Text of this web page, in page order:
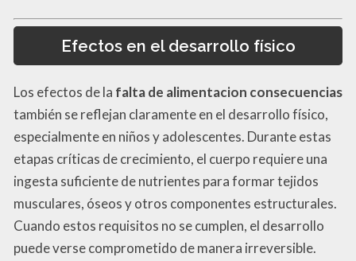
Efectos en el desarrollo físico
Los efectos de la falta de alimentacion consecuencias
también se reflejan claramente en el desarrollo físico,
especialmente en niños y adolescentes. Durante estas
etapas críticas de crecimiento, el cuerpo requiere una
ingesta suficiente de nutrientes para formar tejidos
musculares, óseos y otros componentes estructurales.
Cuando estos requisitos no se cumplen, el desarrollo
puede verse comprometido de manera irreversible.